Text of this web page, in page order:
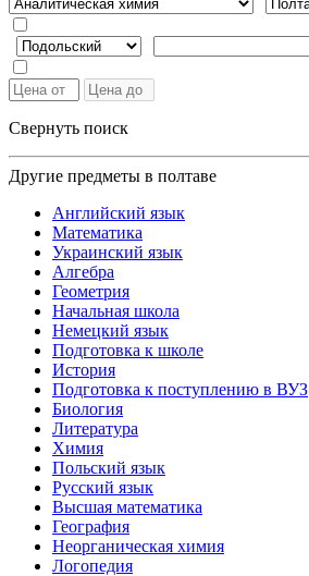
Свернуть поиск
Другие предметы в полтаве
Английский язык
Математика
Украинский язык
Алгебра
Геометрия
Начальная школа
Немецкий язык
Подготовка к школе
История
Подготовка к поступлению в ВУЗ
Биология
Литература
Химия
Польский язык
Русский язык
Высшая математика
География
Неорганическая химия
Логопедия